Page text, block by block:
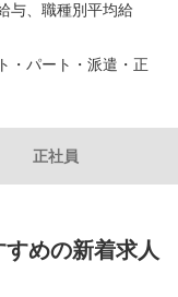
与、職種別平均給
・パート・派遣・正
正社員
めの新着求人